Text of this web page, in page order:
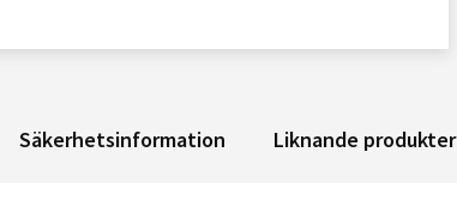
Säkerhetsinformation Liknande produkter